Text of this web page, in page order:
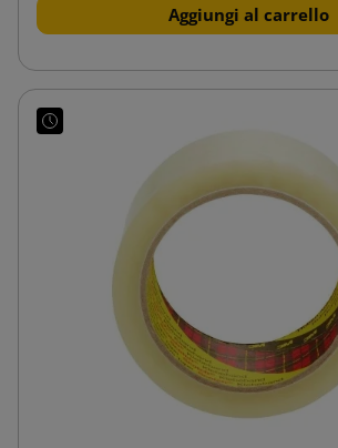
Aggiungi al carrello